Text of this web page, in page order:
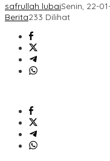
safrullah lubaiSenin, 22-
Berita233 Dilihat